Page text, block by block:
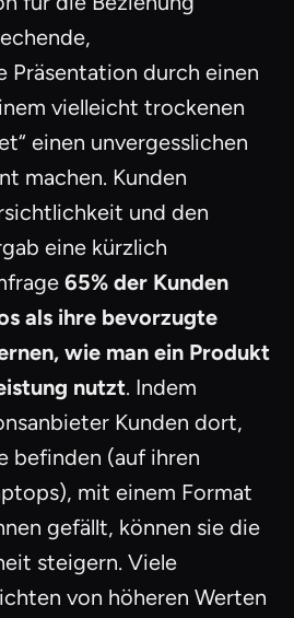
Präsentation durch einen
vielleicht trockenen
einen unvergesslichen
machen. Kunden
und den
eine kürzlich
65% der Kunden
als ihre bevorzugte
wie man ein Produkt
nutzt. Indem
Kunden dort,
befinden (auf ihren
mit einem Format
gefällt, können sie die
steigern. Viele
von höheren Werten